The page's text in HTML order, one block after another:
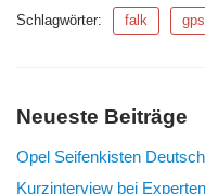
Schlagwörter: falk gps
Neueste Beiträge
Opel Seifenkisten
Kurzinterview bei